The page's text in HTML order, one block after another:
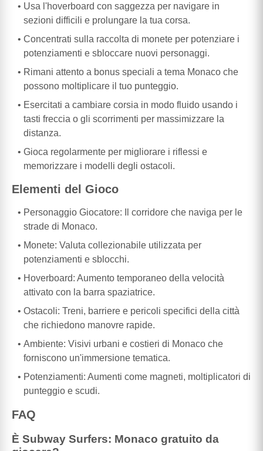
Usa l'hoverboard con saggezza per navigare in
sezioni difficili e prolungare la tua corsa.
Concentrati sulla raccolta di monete per potenziare i
potenziamenti e sbloccare nuovi personaggi.
Rimani attento a bonus speciali a tema Monaco che
possono moltiplicare il tuo punteggio.
Esercitati a cambiare corsia in modo fluido usando i
tasti freccia o gli scorrimenti per massimizzare la
distanza.
Gioca regolarmente per migliorare i riflessi e
memorizzare i modelli degli ostacoli.
Elementi del Gioco
Personaggio Giocatore: Il corridore che naviga per le
strade di Monaco.
Monete: Valuta collezionabile utilizzata per
potenziamenti e sblocchi.
Hoverboard: Aumento temporaneo della velocità
attivato con la barra spaziatrice.
Ostacoli: Treni, barriere e pericoli specifici della città
che richiedono manovre rapide.
Ambiente: Visivi urbani e costieri di Monaco che
forniscono un'immersione tematica.
Potenziamenti: Aumenti come magneti, moltiplicatori di
punteggio e scudi.
FAQ
È Subway Surfers: Monaco gratuito da